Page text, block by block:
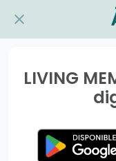
LIVING